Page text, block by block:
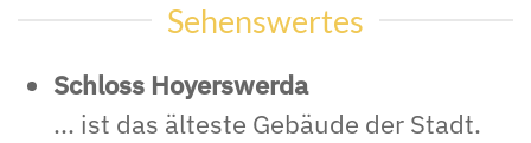
Sehenswertes
Schloss Hoyerswerda
... ist das älteste Gebäude der Stadt.